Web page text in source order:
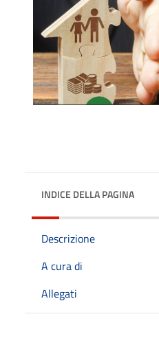
INDICE DELLA PAGINA
Descrizione
A cura di
Allegati